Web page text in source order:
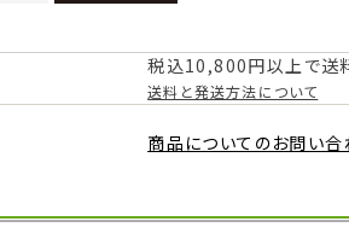
税込10,800円以上で送
送料と発送方法について
商品についてのお問い合